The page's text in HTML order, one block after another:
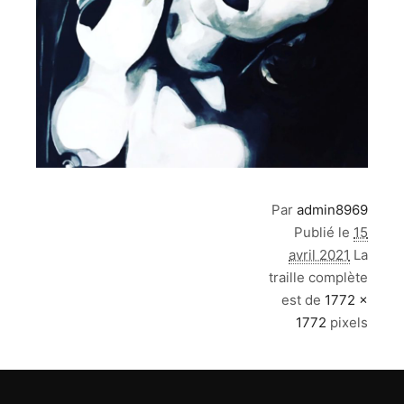
Par admin8969
Publié le 15
avril 2021 La
traille complète
est de 1772 ×
1772 pixels